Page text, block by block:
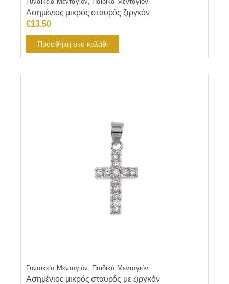
Ασημένιος μικρός σταυρός ζιργκόν
€13.50
Προσθήκη στο καλάθι
Γυναικεία Μενταγιόν, Παιδικά Μενταγιόν
Ασημένιος μικρός σταυρός με ζιργκόν